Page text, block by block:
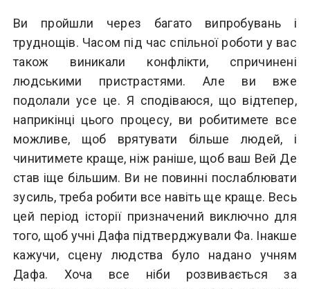
Ви пройшли через багато випробувань і
труднощів. Часом під час спільної роботи у вас
також виникали конфлікти, спричинені
людськими пристрастями. Але ви вже
подолали усе це. Я сподіваюся, що відтепер,
наприкінці цього процесу, ви робитимете все
можливе, щоб врятувати більше людей, і
чинитимете краще, ніж раніше, щоб ваш Вей Де
став іще більшим. Ви не повинні послаблювати
зусиль, треба робити все навіть ще краще. Весь
цей період історії призначений виключно для
того, щоб учні Дафа підтверджували Фа. Інакше
кажучи, сцену людства було надано учням
Дафа. Хоча все ніби розвивається за